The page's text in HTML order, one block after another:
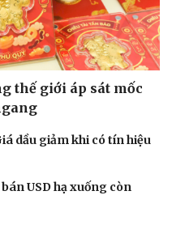
Nghệ sĩ
thế giới áp sát mốc
dầu giảm khi có tín hiệu
USD hạ xuống còn